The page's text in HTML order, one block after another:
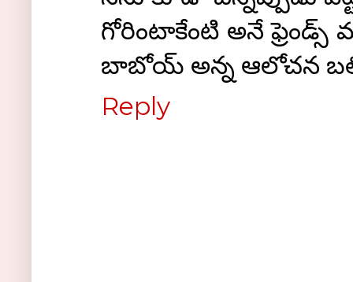
గోరింటాకేంటి అనే ఫ్రెండ్స్
బాబోయ్ అన్న ఆలోచన
Reply